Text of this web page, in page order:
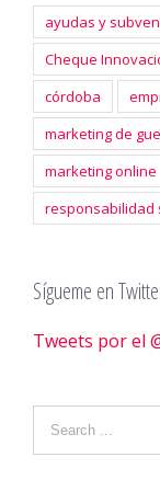
ayudas y
Cheque
córdoba
marketing de
marketing online
responsabilidad
Sígueme en
Tweets por el